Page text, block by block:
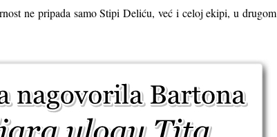
ne pripada samo Stipi Deliću, već i celoj ekipi, u drugom